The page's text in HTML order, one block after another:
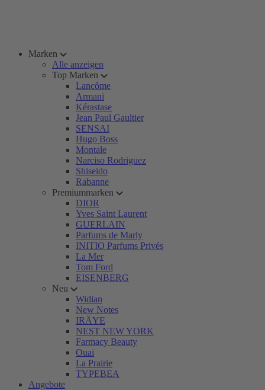
Marken
Alle anzeigen
Top Marken
Lancôme
Armani
Kérastase
Jean Paul Gaultier
SENSAI
Hugo Boss
Montale
Narciso Rodriguez
Shiseido
Rabanne
Premiummarken
DIOR
Yves Saint Laurent
GUERLAIN
Parfums de Marly
INITIO Parfums Privés
La Mer
Tom Ford
EISENBERG
Neu
Widian
New Notes
IRÄYE
NEST NEW YORK
Farmacy Beauty
Ouai
La Prairie
TYPEBEA
Angebote